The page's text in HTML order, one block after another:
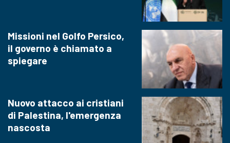
Missioni nel Golfo Persico,
il governo è chiamato a
spiegare
Nuovo attacco ai cristiani
di Palestina, l'emergenza
nascosta